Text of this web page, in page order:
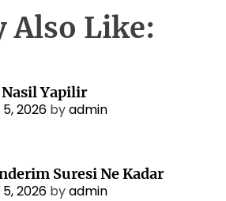
Also Like:
Yapilir
2026 byadmin
Suresi Ne Kadar
2026 byadmin